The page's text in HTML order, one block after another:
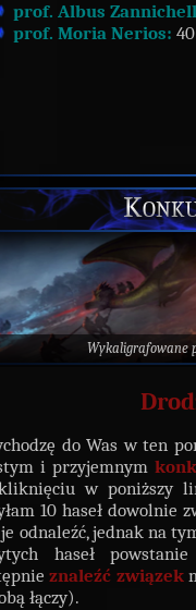
prof. Albus
prof. Moria Nerios:
Wykaligrafowane
do Was w ten
i przyjemnym
w poniższy
10 haseł dowolnie
odnaleźć, jednak na
haseł
znaleźć związek
łączy).